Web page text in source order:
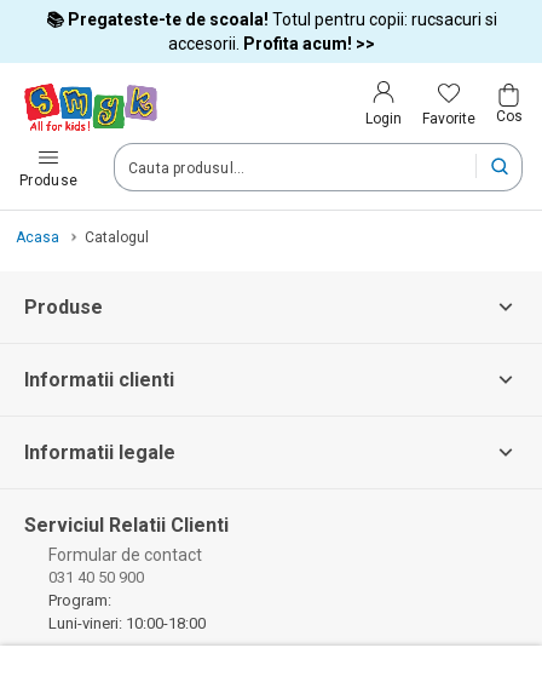
📚 Pregateste-te de scoala! Totul pentru copii: rucsacuri si
accesorii.
Profita acum! >>
Login Favorite Cos
Produse
Tara si limba
Alege tara si treci la cumparaturi
România (Romania)
Livram comenzile tale in tara selectata.
Limba
Română
Dupa schimbarea tarii, unele produse pot fi eliminate din cos
Acasa Catalogul
Produse
Informatii clienti
Informatii legale
Serviciul Relatii Clienti
Formular de contact
031 40 50 900
Program:
Luni-vineri: 10:00-18:00